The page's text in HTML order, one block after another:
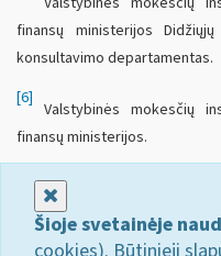
finansų ministerijos
konsultavimo departamentas.
[6]
Valstybinės mokesčių
finansų ministerijos.
Šioje svetainėje